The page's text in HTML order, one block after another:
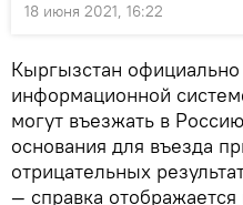
18 июня 2021, 16:22
Кыргызстан
информационной
могут въезжать в
основания для въезда
отрицательных
— справка